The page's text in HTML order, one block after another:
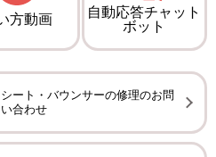
方動画
自動応答チャット
ボット
ート・バウンサーの修理のお問
い合わせ